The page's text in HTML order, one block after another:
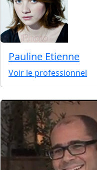
Pauline Etienne
Voir le professionnel